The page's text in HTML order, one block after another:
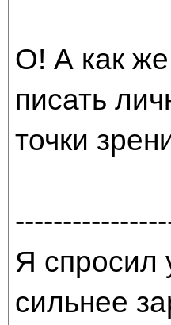
О! А как
писать
точки
Я спросил
сильнее